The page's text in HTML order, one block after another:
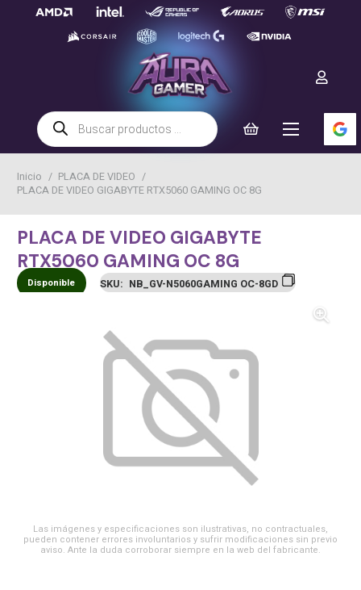
Búsqueda
de
productos
Inicio / PLACA DE VIDEO /
PLACA DE VIDEO GIGABYTE RTX5060 GAMING OC 8G
PLACA DE VIDEO GIGABYTE
RTX5060 GAMING OC 8G
Disponible SKU: NB_GV-N5060GAMING OC-8GD
Las imágenes y especificaciones son ilustrativas, no contractuales,
pueden contener errores involuntarios y sufrir modificaciones sin previo
aviso. Ante la duda corroborar siempre en la web del fabricante.